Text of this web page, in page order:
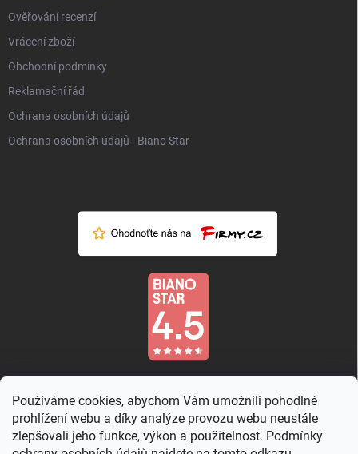
Používáme cookies, abychom Vám umožnili pohodlné
prohlížení webu a díky analýze provozu webu neustále
zlepšovali jeho funkce, výkon a použitelnost. Podmínky
Ověřování recenzí
Vrácení zboží
Obchodní podmínky
Reklamační řád
Ochrana osobních údajů
Ochrana osobních údajů - Biano Star